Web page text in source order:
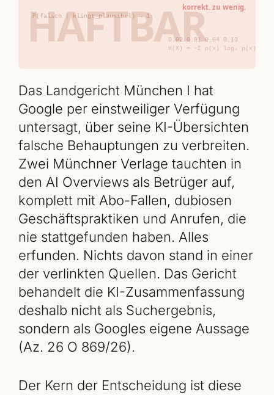
Das Landgericht München I hat
Google per einstweiliger Verfügung
untersagt, über seine KI-Übersichten
falsche Behauptungen zu verbreiten.
Zwei Münchner Verlage tauchten in
den AI Overviews als Betrüger auf,
komplett mit Abo-Fallen, dubiosen
Geschäftspraktiken und Anrufen, die
nie stattgefunden haben. Alles
erfunden. Nichts davon stand in einer
der verlinkten Quellen. Das Gericht
behandelt die KI-Zusammenfassung
deshalb nicht als Suchergebnis,
sondern als Googles eigene Aussage
(Az. 26 O 869/26).
Der Kern der Entscheidung ist diese